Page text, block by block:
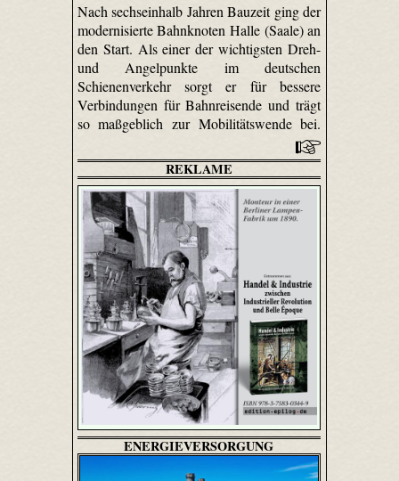
Nach sechseinhalb Jahren Bauzeit ging der
modernisierte Bahnknoten Halle (Saale) an
den Start. Als einer der wichtigsten Dreh-
und Angelpunkte im deutschen
Schienenverkehr sorgt er für bessere
Verbindungen für Bahnreisende und trägt
so maßgeblich zur Mobilitätswende bei.
REKLAME
ENERGIEVERSORGUNG